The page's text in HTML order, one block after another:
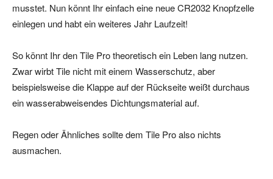
musstet. Nun könnt Ihr einfach eine neue CR2032 Knopfzelle
einlegen und habt ein weiteres Jahr Laufzeit!
So könnt Ihr den Tile Pro theoretisch ein Leben lang nutzen.
Zwar wirbt Tile nicht mit einem Wasserschutz, aber
beispielsweise die Klappe auf der Rückseite weißt durchaus
ein wasserabweisendes Dichtungsmaterial auf.
Regen oder Ähnliches sollte dem Tile Pro also nichts
ausmachen.